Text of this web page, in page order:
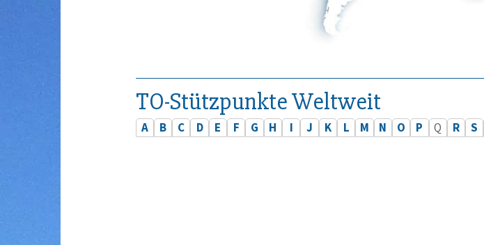
TO-Stützpunkte Weltweit
A B C D E F G H I J K L M N O P Q R S